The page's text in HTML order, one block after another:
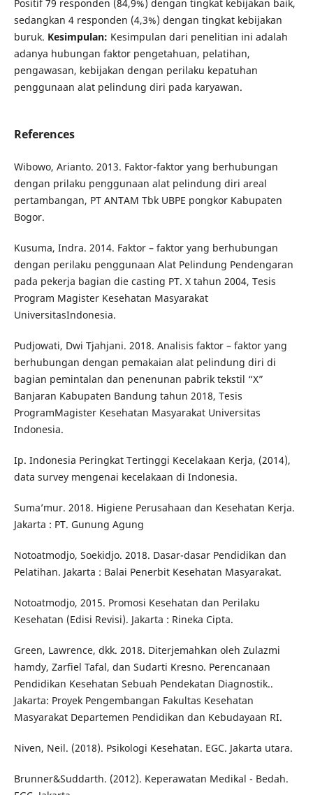
Positif 79 responden (84,9%) dengan tingkat kebijakan baik,
sedangkan 4 responden (4,3%) dengan tingkat kebijakan
buruk. Kesimpulan: Kesimpulan dari penelitian ini adalah
adanya hubungan faktor pengetahuan, pelatihan,
pengawasan, kebijakan dengan perilaku kepatuhan
penggunaan alat pelindung diri pada karyawan.
References
Wibowo, Arianto. 2013. Faktor-faktor yang berhubungan
dengan prilaku penggunaan alat pelindung diri areal
pertambangan, PT ANTAM Tbk UBPE pongkor Kabupaten
Bogor.
Kusuma, Indra. 2014. Faktor – faktor yang berhubungan
dengan perilaku penggunaan Alat Pelindung Pendengaran
pada pekerja bagian die casting PT. X tahun 2004, Tesis
Program Magister Kesehatan Masyarakat
UniversitasIndonesia.
Pudjowati, Dwi Tjahjani. 2018. Analisis faktor – faktor yang
berhubungan dengan pemakaian alat pelindung diri di
bagian pemintalan dan penenunan pabrik tekstil “X”
Banjaran Kabupaten Bandung tahun 2018, Tesis
ProgramMagister Kesehatan Masyarakat Universitas
Indonesia.
Ip. Indonesia Peringkat Tertinggi Kecelakaan Kerja, (2014),
data survey mengenai kecelakaan di Indonesia.
Suma’mur. 2018. Higiene Perusahaan dan Kesehatan Kerja.
Jakarta : PT. Gunung Agung
Notoatmodjo, Soekidjo. 2018. Dasar-dasar Pendidikan dan
Pelatihan. Jakarta : Balai Penerbit Kesehatan Masyarakat.
Notoatmodjo, 2015. Promosi Kesehatan dan Perilaku
Kesehatan (Edisi Revisi). Jakarta : Rineka Cipta.
Green, Lawrence, dkk. 2018. Diterjemahkan oleh Zulazmi
hamdy, Zarfiel Tafal, dan Sudarti Kresno. Perencanaan
Pendidikan Kesehatan Sebuah Pendekatan Diagnostik..
Jakarta: Proyek Pengembangan Fakultas Kesehatan
Masyarakat Departemen Pendidikan dan Kebudayaan RI.
Niven, Neil. (2018). Psikologi Kesehatan. EGC. Jakarta utara.
Brunner&Suddarth. (2012). Keperawatan Medikal - Bedah.